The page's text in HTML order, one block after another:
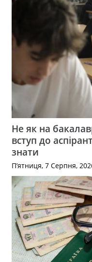
Не як на
вступ до
знати
П’ятниця, 7 Серпня,